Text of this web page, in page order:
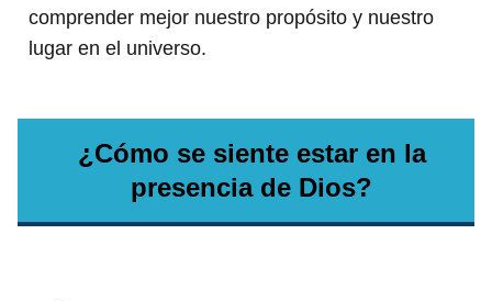
comprender mejor nuestro propósito y nuestro
lugar en el universo.
¿Cómo se siente estar en la
presencia de Dios?